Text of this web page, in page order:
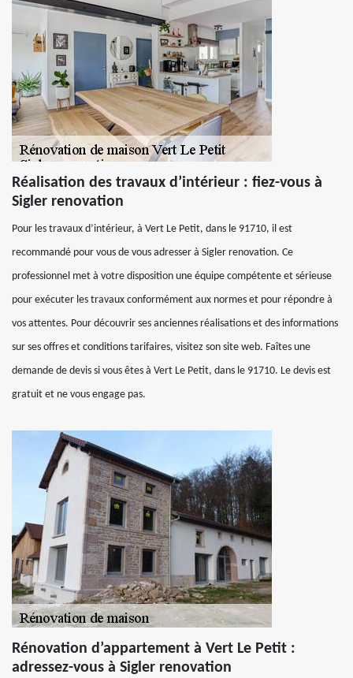
Réalisation des travaux d’intérieur : fiez-vous à
Sigler renovation
Pour les travaux d’intérieur, à Vert Le Petit, dans le 91710, il est
recommandé pour vous de vous adresser à Sigler renovation. Ce
professionnel met à votre disposition une équipe compétente et sérieuse
pour exécuter les travaux conformément aux normes et pour répondre à
vos attentes. Pour découvrir ses anciennes réalisations et des informations
sur ses offres et conditions tarifaires, visitez son site web. Faîtes une
demande de devis si vous êtes à Vert Le Petit, dans le 91710. Le devis est
gratuit et ne vous engage pas.
Rénovation d’appartement à Vert Le Petit :
adressez-vous à Sigler renovation